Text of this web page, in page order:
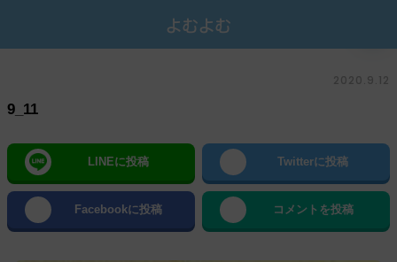
2020.9.12
9_11
LINEに投稿 Twitterに投稿
Facebookに投稿 コメントを投稿